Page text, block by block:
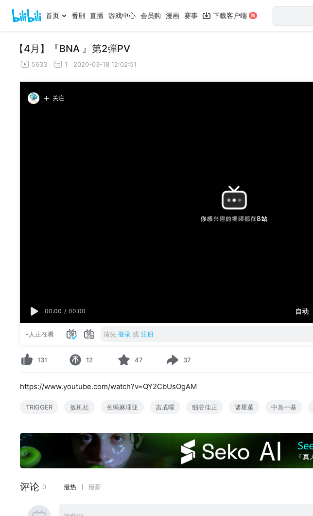
首页 番剧 直播 游戏中心 会员购 漫画 赛事 下载客户端
【4月】『BNA 』第2弾PV
5633 1 2020-03-18 12:02:51
关注
00:00 / 00:00 自动
-人正在看 请先 登录 或 注册
131 12 47 37
https://www.youtube.com/watch?v=QY2CbUsOgAM
TRIGGER 扳机社 长绳麻理亚 吉成曜 细谷佳正 诸星堇 中岛一基